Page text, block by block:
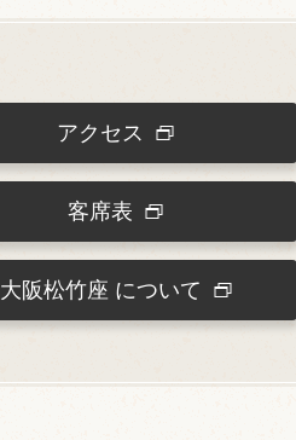
アクセス
客席表
大阪松竹座 について